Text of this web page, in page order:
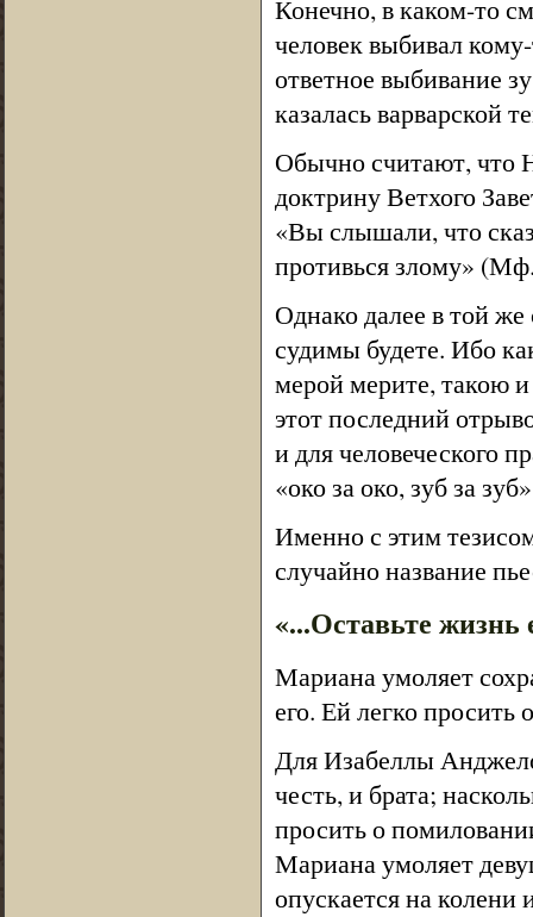
Конечно, в каком-то
человек выбивал
ответное выбивание
казалась варварской
Обычно считают, что
доктрину Ветхого
«Вы слышали, что
противься злому»
Однако далее в той
судимы будете. Ибо
мерой мерите, такою
этот последний
и для человеческого
«око за око, зуб за
Именно с этим
случайно название
«...Оставьте жизнь
Мариана умоляет
его. Ей легко просить
Для Изабеллы
честь, и брата;
просить о
Мариана умоляет
опускается на колени